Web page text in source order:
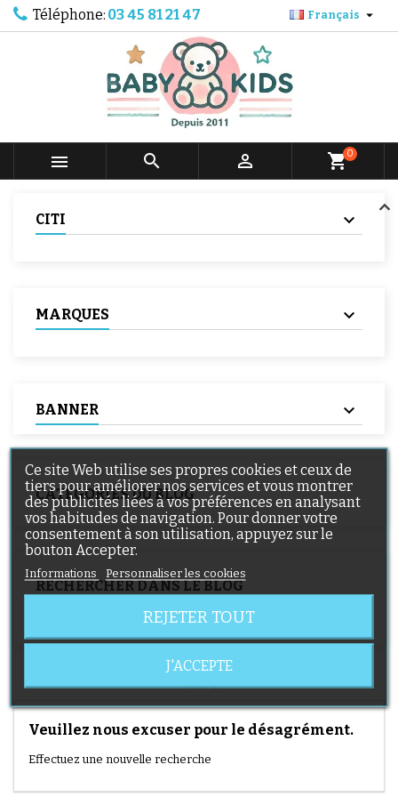
Téléphone: 03 45 81 21 47 Français 
   shopping_cart0
CITI
MARQUES
BANNER
CATÉGORIES DU BLOG
RECHERCHER DANS LE BLOG
CITI
Veuillez nous excuser pour le désagrément.
Effectuez une nouvelle recherche
Ce site Web utilise ses propres cookies et ceux de
tiers pour améliorer nos services et vous montrer
des publicités liées à vos préférences en analysant
vos habitudes de navigation. Pour donner votre
consentement à son utilisation, appuyez sur le
bouton Accepter.
Informations Personnaliser les cookies
REJETER TOUT
J'ACCEPTE